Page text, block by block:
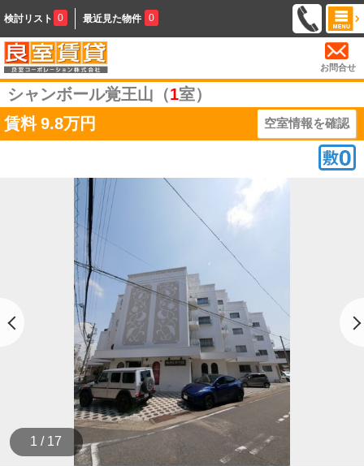
検討リスト 0 最近見た物件 0
お問合せ
シャンボール覚王山（1室）
賃料 9.8万円 空室情報を確認
1 / 17